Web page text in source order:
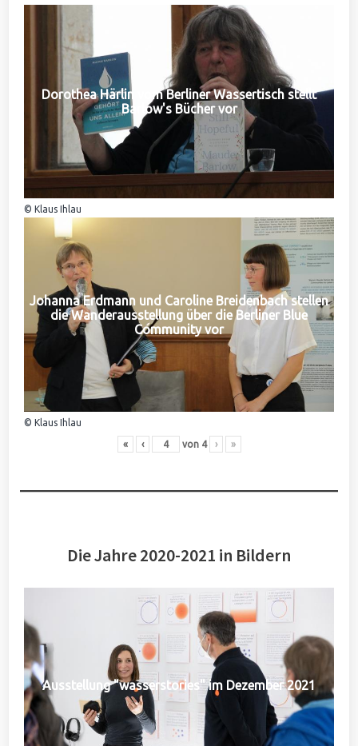
Dorothea Härlin vom Berliner Wassertisch stellt
Barlow's Bücher vor
© Klaus Ihlau
Johanna Erdmann und Caroline Breidenbach stellen
die Wanderausstellung über die Berliner Blue
Community vor
© Klaus Ihlau
« ‹ von 4 › »
Die Jahre 2020-2021 in Bildern
Ausstellung "wasserstories" im Dezember 2021